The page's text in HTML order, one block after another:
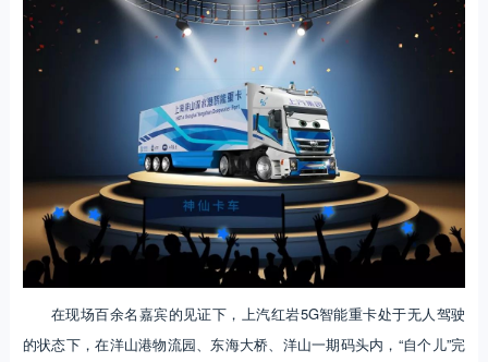
在现场百余名嘉宾的见证下，上汽红岩5G智能重卡处于无人驾驶
的状态下，在洋山港物流园、东海大桥、洋山一期码头内，“自个儿”完